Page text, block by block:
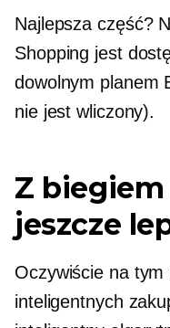
Najlepsza część?
Shopping jest
dowolnym planem
nie jest wliczony).
Z biegiem
jeszcze
Oczywiście na
inteligentnych